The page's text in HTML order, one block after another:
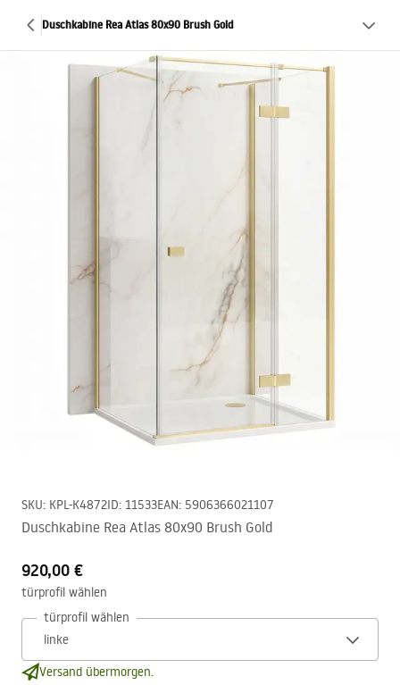
Duschkabine Rea Atlas 80x90 Brush Gold
SKU: KPL-K4872ID: 11533EAN: 5906366021107
Duschkabine Rea Atlas 80x90 Brush Gold
920,00 €
türprofil wählen
türprofil wählen
Versand übermorgen.